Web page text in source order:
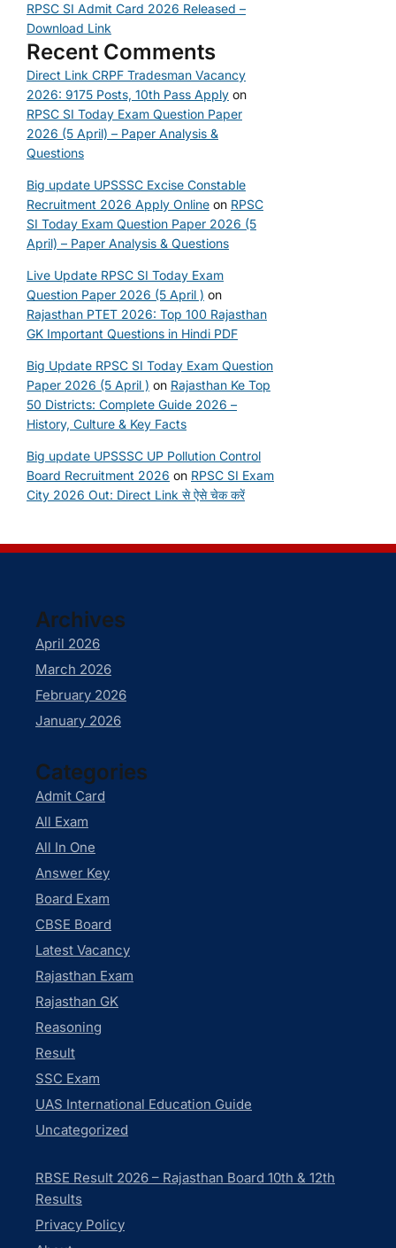
RPSC SI Admit Card 2026 Released –
Download Link
Recent Comments
Direct Link CRPF Tradesman Vacancy
2026: 9175 Posts, 10th Pass Apply on
RPSC SI Today Exam Question Paper
2026 (5 April) – Paper Analysis &
Questions
Big update UPSSSC Excise Constable
Recruitment 2026 Apply Online on RPSC
SI Today Exam Question Paper 2026 (5
April) – Paper Analysis & Questions
Live Update RPSC SI Today Exam
Question Paper 2026 (5 April ) on
Rajasthan PTET 2026: Top 100 Rajasthan
GK Important Questions in Hindi PDF
Big Update RPSC SI Today Exam Question
Paper 2026 (5 April ) on Rajasthan Ke Top
50 Districts: Complete Guide 2026 –
History, Culture & Key Facts
Big update UPSSSC UP Pollution Control
Board Recruitment 2026 on RPSC SI Exam
City 2026 Out: Direct Link से ऐसे चेक करें
Archives
April 2026
March 2026
February 2026
January 2026
Categories
Admit Card
All Exam
All In One
Answer Key
Board Exam
CBSE Board
Latest Vacancy
Rajasthan Exam
Rajasthan GK
Reasoning
Result
SSC Exam
UAS International Education Guide
Uncategorized
RBSE Result 2026 – Rajasthan Board 10th & 12th
Results
Privacy Policy